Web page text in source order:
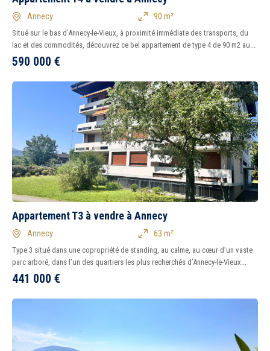
Annecy 90 m²
Situé sur le bas d’Annecy-le-Vieux, à proximité immédiate des transports, du
lac et des commodités, découvrez ce bel appartement de type 4 de 90 m2 au...
590 000 €
Appartement T3 à vendre à Annecy
Annecy 63 m²
Type 3 situé dans une copropriété de standing, au calme, au cœur d’un vaste
parc arboré, dans l’un des quartiers les plus recherchés d’Annecy-le-Vieux...
441 000 €